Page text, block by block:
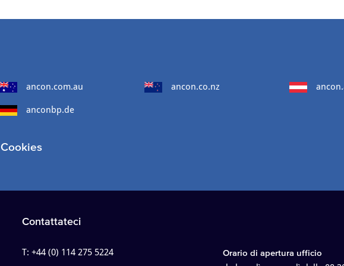
ancon.com.au ancon.co.nz
anconbp.de
Cookies
Contattateci
T:+44 (0) 114 275 5224
Orario di apertura ufficio